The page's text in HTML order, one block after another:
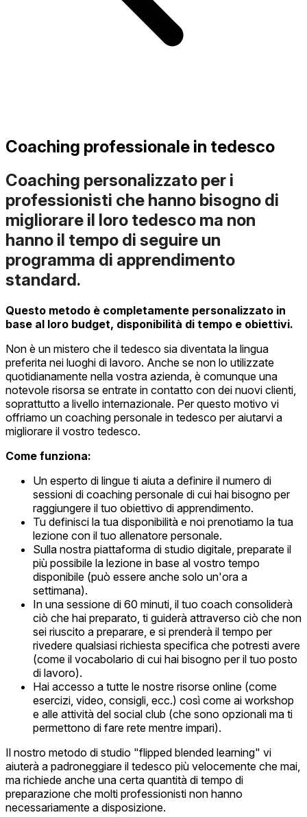
Coaching professionale in tedesco
Coaching personalizzato per i
professionisti che hanno bisogno di
migliorare il loro tedesco ma non
hanno il tempo di seguire un
programma di apprendimento
standard.
Questo metodo è completamente personalizzato in
base al loro budget, disponibilità di tempo e obiettivi.
Non è un mistero che il tedesco sia diventata la lingua
preferita nei luoghi di lavoro. Anche se non lo utilizzate
quotidianamente nella vostra azienda, è comunque una
notevole risorsa se entrate in contatto con dei nuovi clienti,
soprattutto a livello internazionale. Per questo motivo vi
offriamo un coaching personale in tedesco per aiutarvi a
migliorare il vostro tedesco.
Come funziona:
Un esperto di lingue ti aiuta a definire il numero di
sessioni di coaching personale di cui hai bisogno per
raggiungere il tuo obiettivo di apprendimento.
Tu definisci la tua disponibilità e noi prenotiamo la tua
lezione con il tuo allenatore personale.
Sulla nostra piattaforma di studio digitale, preparate il
più possibile la lezione in base al vostro tempo
disponibile (può essere anche solo un'ora a
settimana).
In una sessione di 60 minuti, il tuo coach consoliderà
ciò che hai preparato, ti guiderà attraverso ciò che non
sei riuscito a preparare, e si prenderà il tempo per
rivedere qualsiasi richiesta specifica che potresti avere
(come il vocabolario di cui hai bisogno per il tuo posto
di lavoro).
Hai accesso a tutte le nostre risorse online (come
esercizi, video, consigli, ecc.) così come ai workshop
e alle attività del social club (che sono opzionali ma ti
permettono di fare rete mentre impari).
Il nostro metodo di studio "flipped blended learning" vi
aiuterà a padroneggiare il tedesco più velocemente che mai,
ma richiede anche una certa quantità di tempo di
preparazione che molti professionisti non hanno
necessariamente a disposizione.